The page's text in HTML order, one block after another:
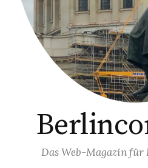
Das Web-Magazin